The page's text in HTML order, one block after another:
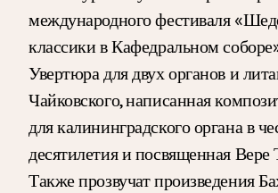
международного фестиваля
классики в Кафедральном
Увертюра для двух органов и
Чайковского, написанная
для калининградского органа в
десятилетия и посвященная Вере
Также прозвучат произведения